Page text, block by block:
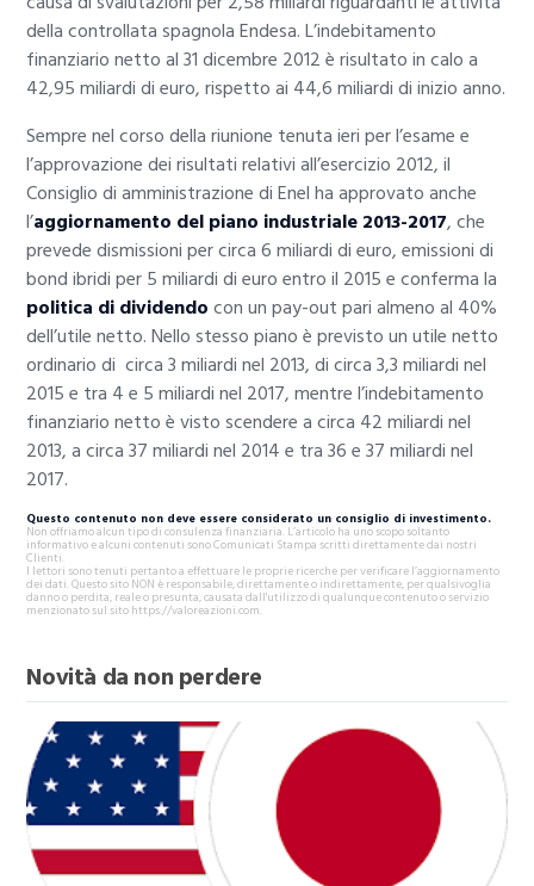
della controllata spagnola Endesa. L’indebitamento
finanziario netto al 31 dicembre 2012 è risultato in calo a
42,95 miliardi di euro, rispetto ai 44,6 miliardi di inizio anno.
Sempre nel corso della riunione tenuta ieri per l’esame e
l’approvazione dei risultati relativi all’esercizio 2012, il
Consiglio di amministrazione di Enel ha approvato anche
l’aggiornamento del piano industriale 2013-2017, che
prevede dismissioni per circa 6 miliardi di euro, emissioni di
bond ibridi per 5 miliardi di euro entro il 2015 e conferma la
politica di dividendocon un pay-out pari almeno al 40%
dell’utile netto. Nello stesso piano è previsto un utile netto
ordinario di circa 3 miliardi nel 2013, di circa 3,3 miliardi nel
2015 e tra 4 e 5 miliardi nel 2017, mentre l’indebitamento
finanziario netto è visto scendere a circa 42 miliardi nel
2013, a circa 37 miliardi nel 2014 e tra 36 e 37 miliardi nel
2017.
Questo contenuto non deve essere considerato un consiglio di investimento.
Non offriamo alcun tipo di consulenza finanziaria. L’articolo ha uno scopo soltanto
informativo e alcuni contenuti sono Comunicati Stampa scritti direttamente dai nostri
Clienti.
I lettori sono tenuti pertanto a effettuare le proprie ricerche per verificare l’aggiornamento
dei dati. Questo sito NON è responsabile, direttamente o indirettamente, per qualsivoglia
danno o perdita, reale o presunta, causata dall'utilizzo di qualunque contenuto o servizio
menzionato sul sito https://valoreazioni.com.
Novità da non perdere